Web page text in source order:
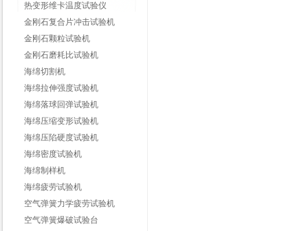
热变形维卡温度试验仪
金刚石复合片冲击试验机
金刚石颗粒试验机
金刚石磨耗比试验机
海绵切割机
海绵拉伸强度试验机
海绵落球回弹试验机
海绵压缩变形试验机
海绵压陷硬度试验机
海绵密度试验机
海绵制样机
海绵疲劳试验机
空气弹簧力学疲劳试验机
空气弹簧爆破试验台